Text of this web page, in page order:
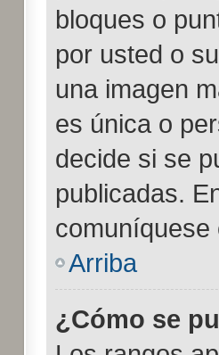
bloques o
por usted o
una imagen
es única o
decide si se
publicadas.
comuníquese
Arriba
¿Cómo se